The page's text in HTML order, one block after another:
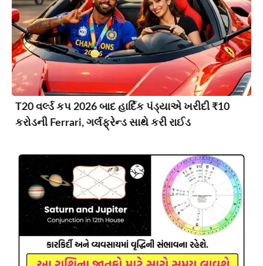
T20 વર્લ્ડ કપ 2026 બાદ હાર્દિક પંડ્યાએ ખરીદી ₹10
કરોડની Ferrari, ગર્લફ્રેન્ડ સાથે કરી રાઈડ